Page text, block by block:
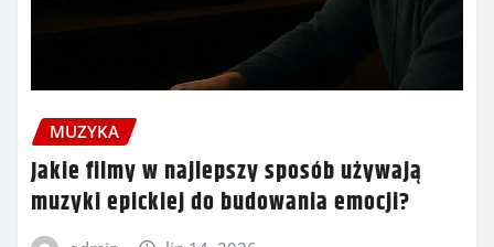
MUZYKA
Jakie filmy w najlepszy sposób używają
muzyki epickiej do budowania emocji?